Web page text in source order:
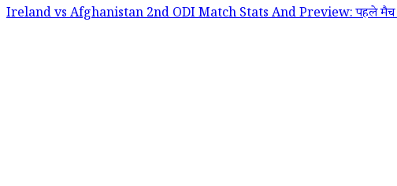
Ireland vs Afghanistan 2nd ODI Match Stats And Preview: पहले मैच के